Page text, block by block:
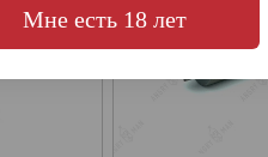
Мне есть 18 лет